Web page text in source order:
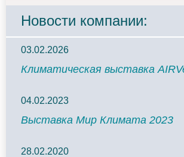
Новости компании:
03.02.2026
Климатическая выставка
04.02.2023
Выставка Мир Климата 2023
28.02.2020